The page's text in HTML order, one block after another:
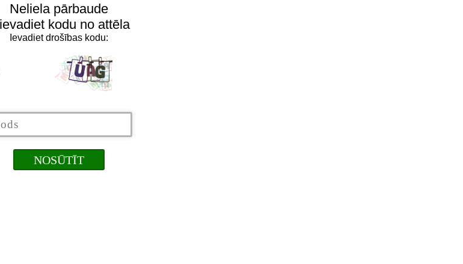
Neliela pārbaude
kodu no attēla
Ievadiet drošības kodu: